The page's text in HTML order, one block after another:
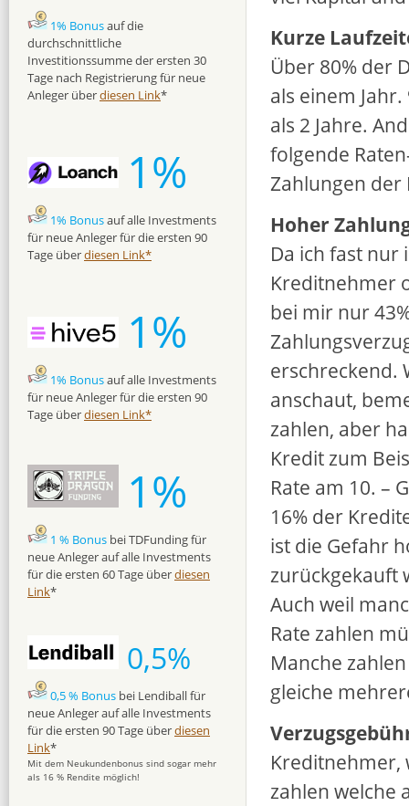
Kurze
Über 80% der
als einem
als 2 Jahre.
folgende
Zahlungen der
Hoher
Da ich fast nur
Kreditnehmer
bei mir nur
erschreckend.
anschaut,
zahlen, aber
Kredit zum
Rate am 10. –
16% der
ist die Gefahr
zurückgekauft
Auch weil
Rate zahlen
Manche
gleiche
Kreditnehmer,
zahlen welche
1% Bonusauf die
durchschnittliche
Investitionssumme der ersten 30
Tage nach Registrierung für neue
Anleger überdiesen Link*
1%
1% Bonusauf alle Investments
für neue Anleger für die ersten 90
Tage überdiesen Link*
1%
1% Bonusauf alle Investments
für neue Anleger für die ersten 90
Tage überdiesen Link*
1%
1 % Bonus bei TDFunding für
neue Anleger auf alle Investments
für die ersten 60 Tage überdiesen
Link*
0,5%
0,5 % Bonus bei Lendiball für
neue Anleger auf alle Investments
für die ersten 90 Tage überdiesen
Link*
Mit dem Neukundenbonus sind sogar mehr
als 16 % Rendite möglich!